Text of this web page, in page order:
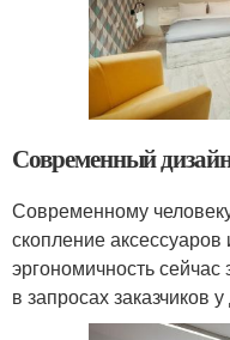
Современный
Современному
скопление
эргономичность
в запросах заказчиков